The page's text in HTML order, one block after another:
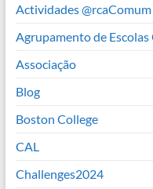
Actividades @rcaComum
Agrupamento de
Associação
Blog
Boston College
CAL
Challenges2024